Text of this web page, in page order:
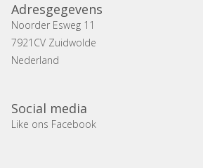
Adresgegevens
Noorder Esweg 11
7921CV Zuidwolde
Nederland
Social media
Like ons Facebook